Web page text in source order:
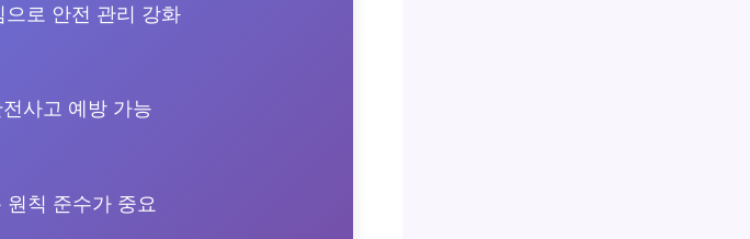
로 안전 관리 강화
사고 예방 가능
칙 준수가 중요